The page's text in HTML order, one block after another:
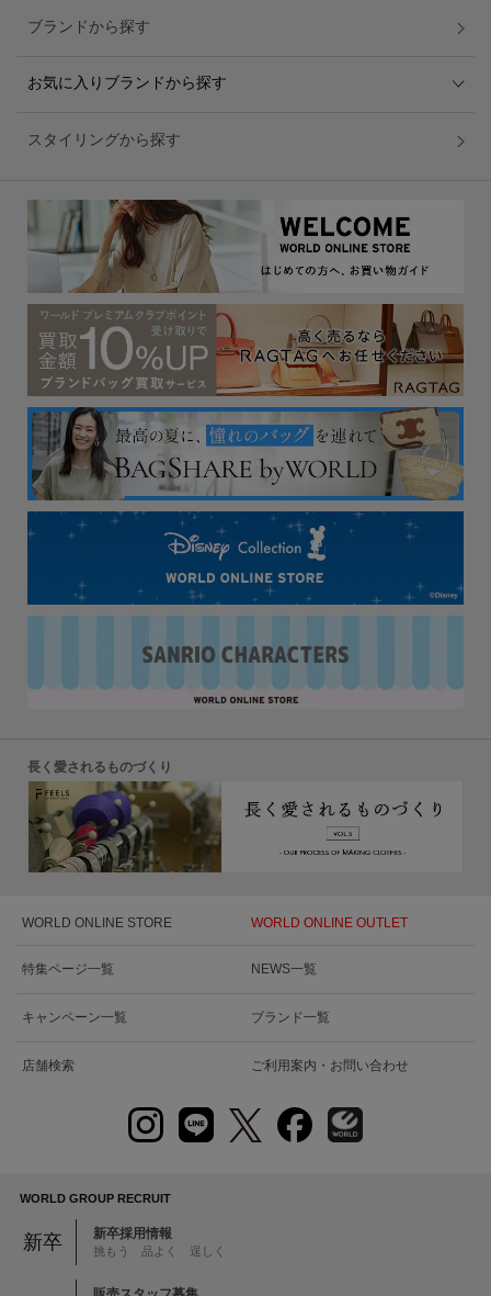
ブランドから探す
お気に入りブランドから探す
スタイリングから探す
長く愛されるものづくり
WORLD ONLINE STORE WORLD ONLINE OUTLET
特集ページ一覧 NEWS一覧
キャンペーン一覧 ブランド一覧
店舗検索 ご利用案内・お問い合わせ
WORLD GROUP RECRUIT
新卒 新卒採用情報
挑もう 品よく 逞しく